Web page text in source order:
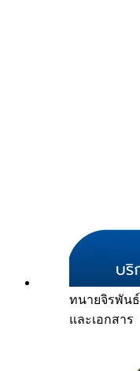
ทนายจิรพันธ์
และเอกสาร